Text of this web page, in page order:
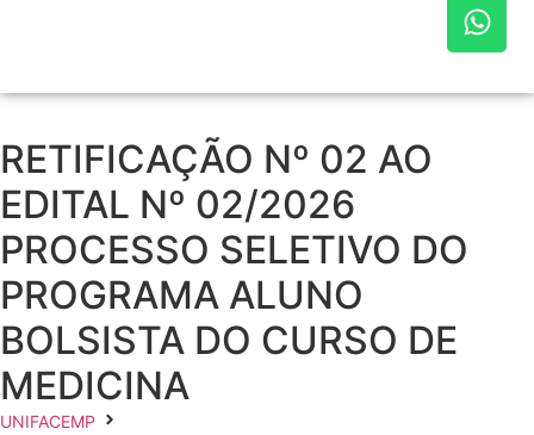
RETIFICAÇÃO Nº 02 AO
EDITAL Nº 02/2026
PROCESSO SELETIVO DO
PROGRAMA ALUNO
BOLSISTA DO CURSO DE
MEDICINA
UNIFACEMP